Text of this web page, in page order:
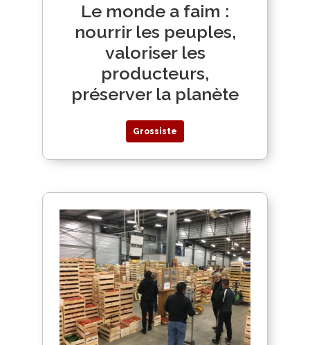
Le monde a faim :
nourrir les peuples,
valoriser les
producteurs,
préserver la planète
Grossiste